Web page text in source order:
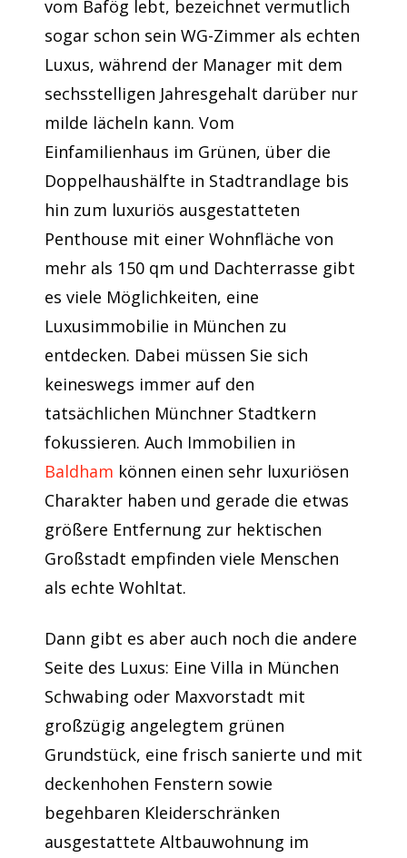
vom Bafög lebt, bezeichnet vermutlich
sogar schon sein WG-Zimmer als echten
Luxus, während der Manager mit dem
sechsstelligen Jahresgehalt darüber nur
milde lächeln kann. Vom
Einfamilienhaus im Grünen, über die
Doppelhaushälfte in Stadtrandlage bis
hin zum luxuriös ausgestatteten
Penthouse mit einer Wohnfläche von
mehr als 150 qm und Dachterrasse gibt
es viele Möglichkeiten, eine
Luxusimmobilie in München zu
entdecken. Dabei müssen Sie sich
keineswegs immer auf den
tatsächlichen Münchner Stadtkern
fokussieren. Auch Immobilien in
Baldham können einen sehr luxuriösen
Charakter haben und gerade die etwas
größere Entfernung zur hektischen
Großstadt empfinden viele Menschen
als echte Wohltat.
Dann gibt es aber auch noch die andere
Seite des Luxus: Eine Villa in München
Schwabing oder Maxvorstadt mit
großzügig angelegtem grünen
Grundstück, eine frisch sanierte und mit
deckenhohen Fenstern sowie
begehbaren Kleiderschränken
ausgestattete Altbauwohnung im